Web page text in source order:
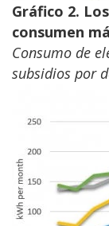
Gráfico 2.
consumen
Consumo de
subsidios por